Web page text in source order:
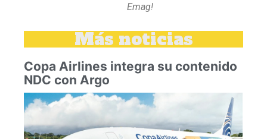
Emag!
Más noticias
Copa Airlines integra su contenido
NDC con Argo